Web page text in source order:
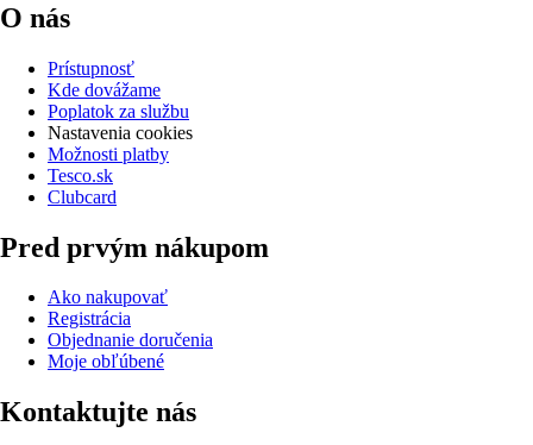
O nás
Prístupnosť
Kde dovážame
Poplatok za službu
Nastavenia cookies
Možnosti platby
Tesco.sk
Clubcard
Pred prvým nákupom
Ako nakupovať
Registrácia
Objednanie doručenia
Moje obľúbené
Kontaktujte nás